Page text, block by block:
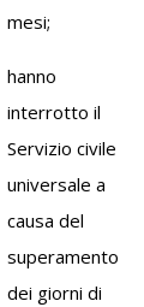
mesi;
hanno
interrotto il
Servizio civile
universale a
causa del
superamento
dei giorni di